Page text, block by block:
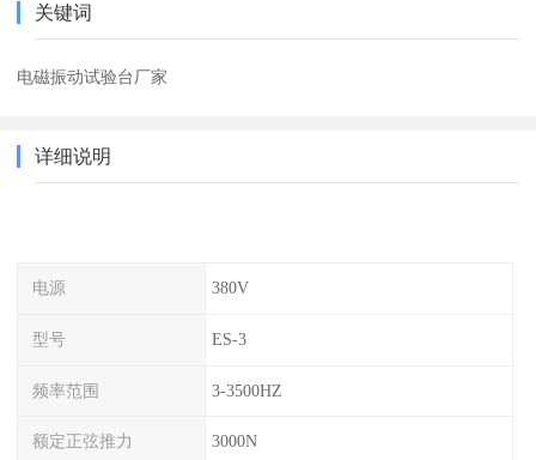
关键词
电磁振动试验台厂家
详细说明
电源 380V
型号 ES-3
频率范围 3-3500HZ
额定正弦推力 3000N